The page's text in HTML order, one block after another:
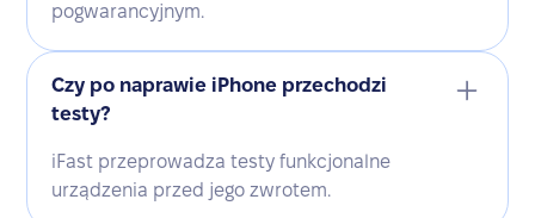
pogwarancyjnym.
Czy po naprawie iPhone przechodzi
testy?
iFast przeprowadza testy funkcjonalne
urządzenia przed jego zwrotem.